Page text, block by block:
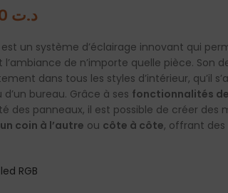
د.ت
est un système d’éclairage innovant qui
de n’importe quelle pièce. Son
dans tous les styles d’intérieur, qu’il
bureau. Grâce à ses fonctionnalités
des panneaux, il est possible de créer des
coin à l’autre ou côte à côte, offrant des
RGB